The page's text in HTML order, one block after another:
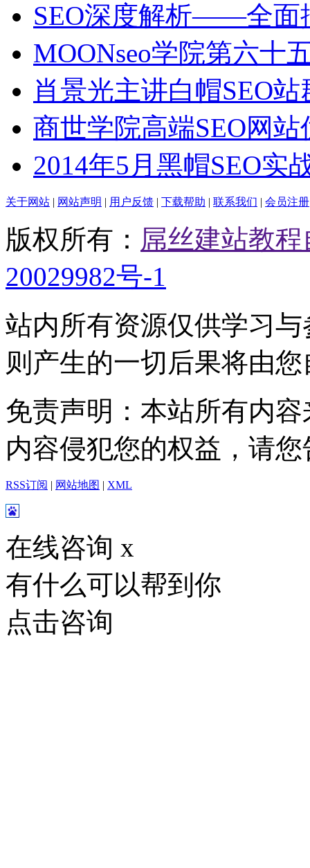
SEO深度解析——全面
MOONseo学院第六十
肖景光主讲白帽SEO站
商世学院高端SEO网站
2014年5月黑帽SEO实
关于网站 | 网站声明 | 用户反馈 | 下载帮助 | 联系我们 | 会员注册
版权所有： 屌丝建站教
20029982号-1
站内所有资源仅供学习
则产生的一切后果将由
免责声明：本站所有内
内容侵犯您的权益，请
RSS订阅 | 网站地图 | XML
在线咨询 x
有什么可以帮到你
点击咨询